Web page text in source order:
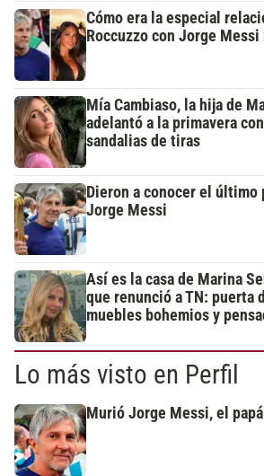
Cómo era la especial
Roccuzzo con Jorge Messi
Mía Cambiaso, la hija de
adelantó a la primavera
sandalias de tiras
Dieron a conocer el último
Jorge Messi
Así es la casa de Marina
que renunció a TN: puerta
muebles bohemios y
Lo más visto en Perfil
Murió Jorge Messi, el